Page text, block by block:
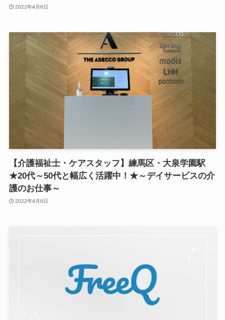
2022年4月6日
【介護福祉士・ケアスタッフ】練馬区・大泉学園駅
★20代～50代と幅広く活躍中！★～デイサービスの介
護のお仕事～
2022年4月6日